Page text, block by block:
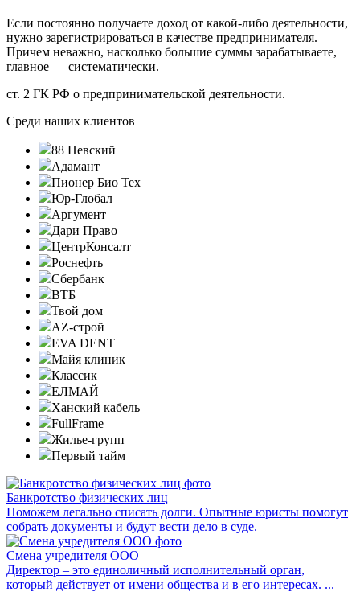
Если постоянно получаете доход от какой-либо деятельности,
нужно зарегистрироваться в качестве предпринимателя.
Причем неважно, насколько большие суммы зарабатываете,
главное — систематически.
ст. 2 ГК РФ о предпринимательской деятельности.
Среди наших клиентов
88 Невский
Адамант
Пионер Био Тех
Юр-Глобал
Аргумент
Дари Право
ЦентрКонсалт
Роснефть
Сбербанк
ВТБ
Твой дом
AZ-строй
EVA DENT
Майя клиник
Классик
ЕЛМАЙ
Ханский кабель
FullFrame
Жилье-групп
Первый тайм
Банкротство физических лиц
Поможем легально списать долги. Опытные юристы помогут
собрать документы и будут вести дело в суде.
Смена учредителя ООО
Директор – это единоличный исполнительный орган,
который действует от имени общества и в его интересах. ...